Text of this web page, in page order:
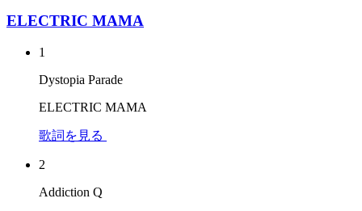
ELECTRIC MAMA
1
Dystopia Parade
ELECTRIC MAMA
歌詞を見る
2
Addiction Q